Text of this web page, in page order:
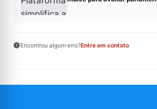
Encontrou algum erro?Entre em contato